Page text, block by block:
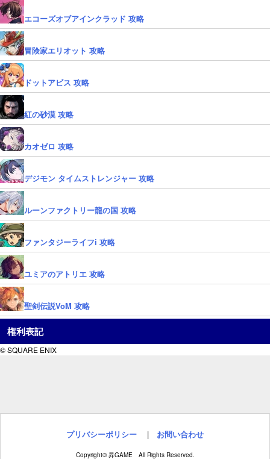
エコーズオブアインクラッド 攻略
冒険家エリオット 攻略
ドットアビス 攻略
紅の砂漠 攻略
カオゼロ 攻略
デジモン タイムストレンジャー 攻略
ルーンファクトリー龍の国 攻略
ファンタジーライフi 攻略
ユミアのアトリエ 攻略
聖剣伝説VoM 攻略
権利表記
© SQUARE ENIX
プリバシーポリシー | お問い合わせ
Copyright© 昇GAME All Rights Reserved.